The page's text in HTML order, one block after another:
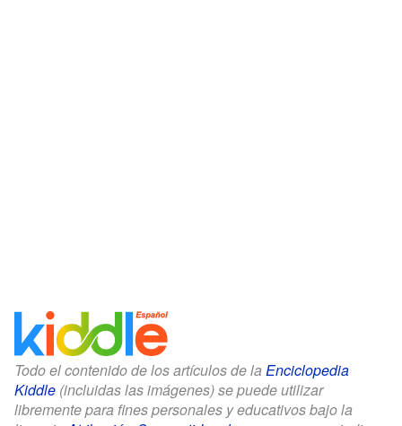
Todo el contenido de los artículos de la Enciclopedia
Kiddle (incluidas las imágenes) se puede utilizar
libremente para fines personales y educativos bajo la